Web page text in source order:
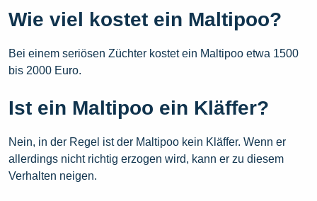
Wie viel kostet ein Maltipoo?
Bei einem seriösen Züchter kostet ein Maltipoo etwa 1500
bis 2000 Euro.
Ist ein Maltipoo ein Kläffer?
Nein, in der Regel ist der Maltipoo kein Kläffer. Wenn er
allerdings nicht richtig erzogen wird, kann er zu diesem
Verhalten neigen.